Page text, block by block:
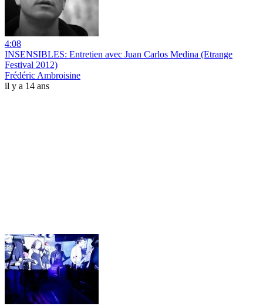
4:08
INSENSIBLES: Entretien avec Juan Carlos Medina (Etrange
Festival 2012)
Frédéric Ambroisine
il y a 14 ans